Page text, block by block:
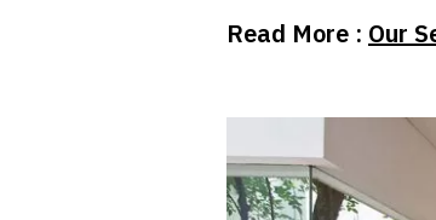
Read More :Our